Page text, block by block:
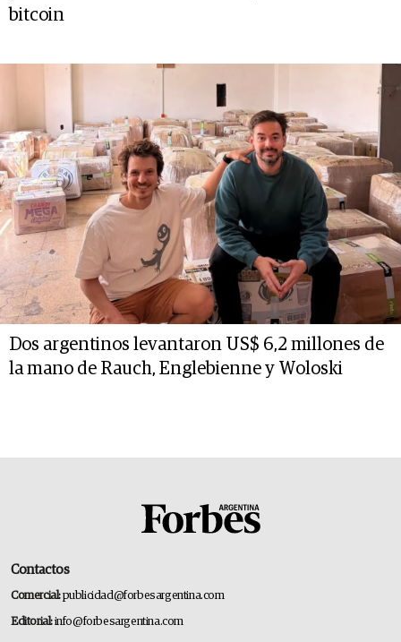
bitcoin
Dos argentinos levantaron US$ 6,2 millones de
la mano de Rauch, Englebienne y Woloski
Contactos
Comercial:publicidad@forbesargentina.com
Editorial:info@forbesargentina.com